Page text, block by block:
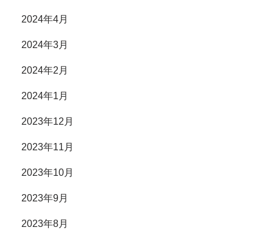
2024年4月
2024年3月
2024年2月
2024年1月
2023年12月
2023年11月
2023年10月
2023年9月
2023年8月